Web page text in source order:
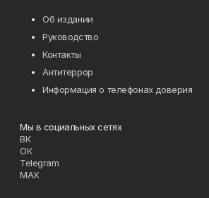
Об издании
Руководство
Контакты
Антитеррор
Информация о телефонах доверия
Мы в социальных сетях
ВК
ОК
Telegram
MAX